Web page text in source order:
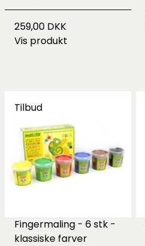
259,00 DKK
Vis produkt
Tilbud
Fingermaling - 6 stk -
klassiske farver